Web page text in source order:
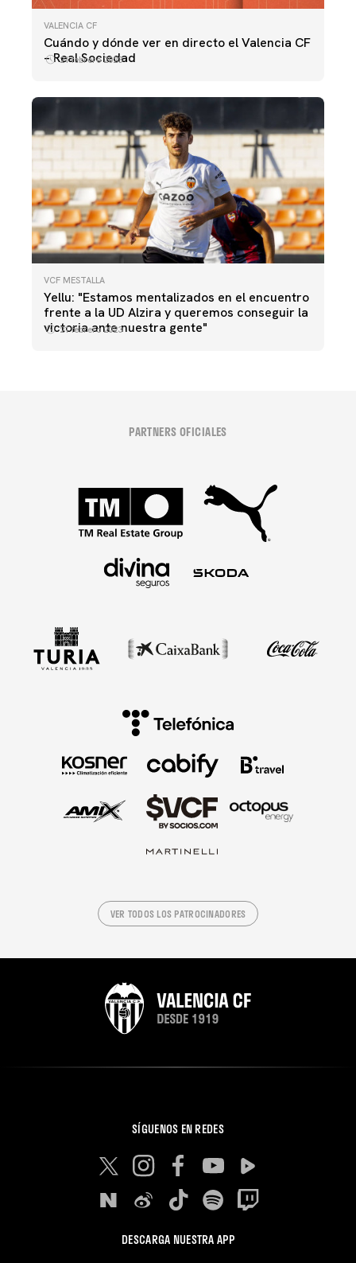
VALENCIA CF
Cuándo y dónde ver en directo el Valencia CF
– Real Sociedad
21 febrero 2023
VCF MESTALLA
Yellu: "Estamos mentalizados en el encuentro
frente a la UD Alzira y queremos conseguir la
victoria ante nuestra gente"
21 febrero 2023
PARTNERS OFICIALES
VER TODOS LOS PATROCINADORES
SÍGUENOS EN REDES
DESCARGA NUESTRA APP